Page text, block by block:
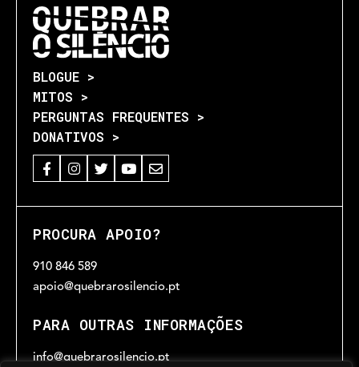
BLOGUE >
MITOS >
PERGUNTAS FREQUENTES >
DONATIVOS >
PROCURA APOIO?
910 846 589
apoio@quebrarosilencio.pt
PARA OUTRAS INFORMAÇÕES
info@quebrarosilencio.pt